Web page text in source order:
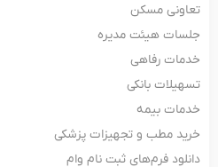
تعاونی مسکن
جلسات هیئت مدیره
خدمات رفاهی
تسهیلات بانکی
خدمات بیمه
خرید مطب و تجهیزات پزشکی
دانلود فرم‌های ثبت‌ نام وام